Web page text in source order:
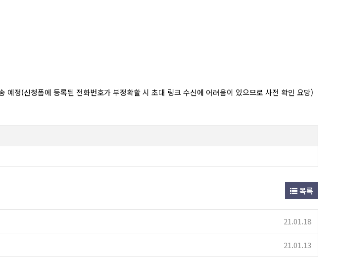
정(신청폼에 등록된 전화번호가 부정확할 시 초대 링크 수신에 어려움이 있으므로 사전 확인 요망)
목록
21.01.18
21.01.13